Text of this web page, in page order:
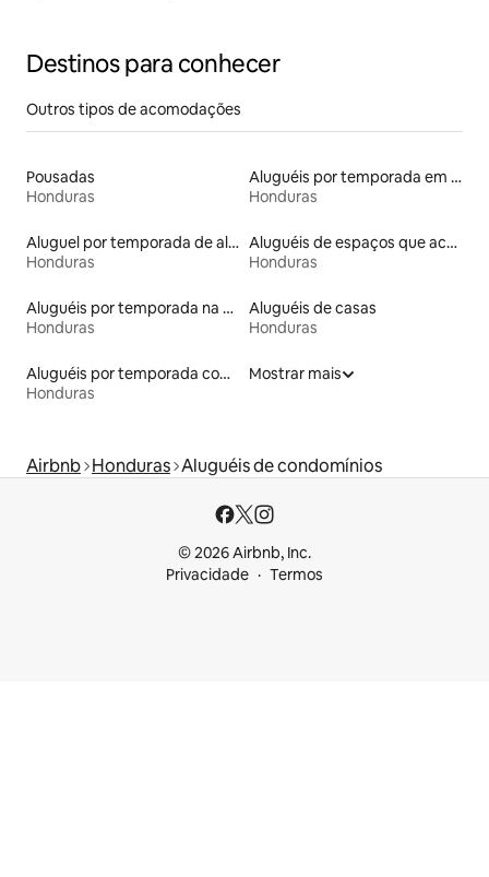
Destinos para conhecer
Outros tipos de acomodações
Pousadas
Honduras
Aluguéis por temporada em hotéis-fazenda
Honduras
Aluguel por temporada de alojamentos ecológicos
Honduras
Aluguéis de espaços que aceitam animais de estimação
Honduras
Aluguéis por temporada na orla
Honduras
Aluguéis de casas
Honduras
Aluguéis por temporada com caiaque
Honduras
Mostrar mais
Airbnb Honduras Aluguéis de condomínios
© 2026 Airbnb, Inc.
Privacidade
Termos